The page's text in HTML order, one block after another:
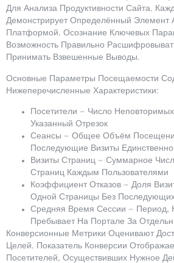
Для Анализа Продуктивности Сайта.
Демонстрирует Определённый Элемент
Платформой. Осознание Ключевых
Возможность Правильно
Принимать Взвешенные Выводы.
Основные Параметры Посещаемости
Нижеперечисленные Характеристики:
Посетители — Число
Указанный Отрезок
Сеансы — Общее Объём
Последующие Визиты
Визиты Страниц — Суммарное
Страниц Каждым Пользователями
Коэффициент Отказов — Доля
Одной Страницы Без
Средняя Время Сессии — Период,
Пребывает На Портале За
Конверсионные Метрики Оценивают
Целей. Показатель Конверсии
Посетителей, Осуществивших Нужное